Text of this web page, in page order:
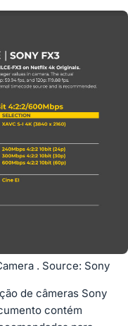
. Source: Sony
de câmeras Sony
contém